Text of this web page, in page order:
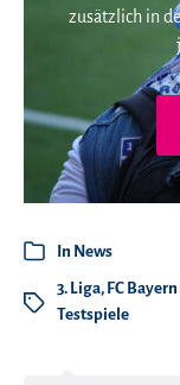
zusätzlich in
In News
3. Liga, FC
Testspiele